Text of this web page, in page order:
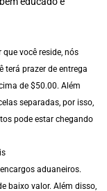
você reside, nós
terá prazer de entrega
de $50.00. Além
separadas, por isso,
pode estar chegando
aduaneiros.
baixo valor. Além disso,